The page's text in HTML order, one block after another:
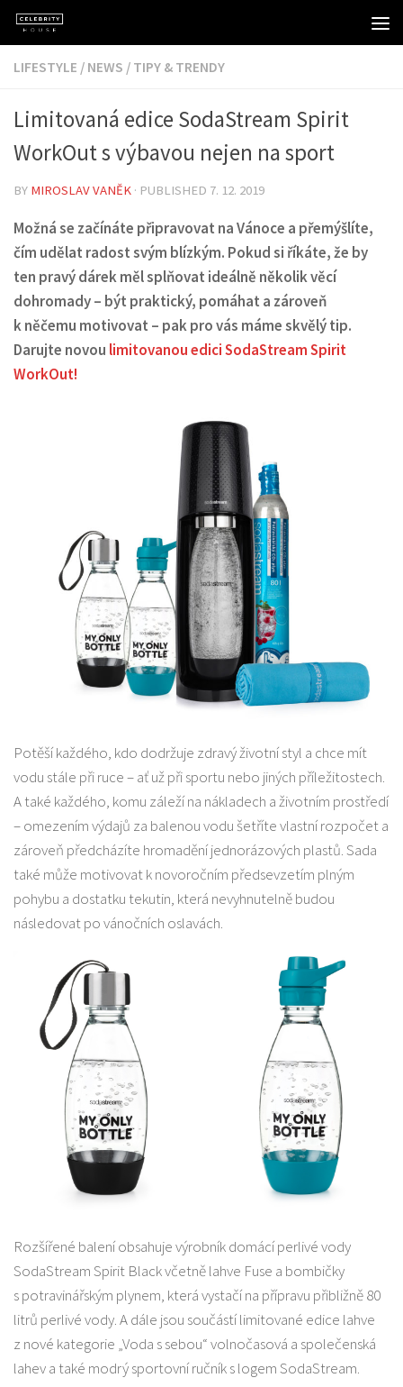
Skip to content
LIFESTYLE / NEWS / TIPY & TRENDY
Limitovaná edice SodaStream Spirit
WorkOut s výbavou nejen na sport
BY MIROSLAV VANĚK · PUBLISHED 7. 12. 2019
Možná se začínáte připravovat na Vánoce a přemýšlíte,
čím udělat radost svým blízkým. Pokud si říkáte, že by
ten pravý dárek měl splňovat ideálně několik věcí
dohromady – být praktický, pomáhat a zároveň
k něčemu motivovat – pak pro vás máme skvělý tip.
Darujte novou limitovanou edici SodaStream Spirit
WorkOut!
Potěší každého, kdo dodržuje zdravý životní styl a chce mít
vodu stále při ruce – ať už při sportu nebo jiných příležitostech.
A také každého, komu záleží na nákladech a životním prostředí
– omezením výdajů za balenou vodu šetříte vlastní rozpočet a
zároveň předcházíte hromadění jednorázových plastů. Sada
také může motivovat k novoročním předsevzetím plným
pohybu a dostatku tekutin, která nevyhnutelně budou
následovat po vánočních oslavách.
Rozšířené balení obsahuje výrobník domácí perlivé vody
SodaStream Spirit Black včetně lahve Fuse a bombičky
s potravinářským plynem, která vystačí na přípravu přibližně 80
litrů perlivé vody. A dále jsou součástí limitované edice lahve
z nové kategorie „Voda s sebou“ volnočasová a společenská
lahev a také modrý sportovní ručník s logem SodaStream.